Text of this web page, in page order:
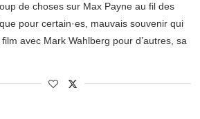
de choses sur Max Payne au fil des
pour certain·es, mauvais souvenir qui
avec Mark Wahlberg pour d’autres, sa